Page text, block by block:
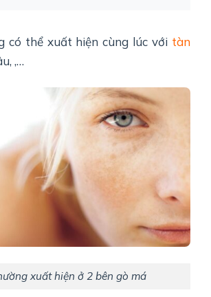
có thể xuất hiện cùng lúc với tàn
,…
xuất hiện ở 2 bên gò má